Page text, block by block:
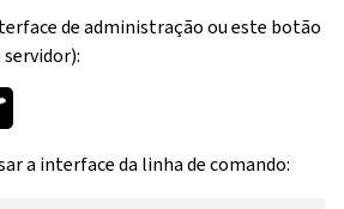
de administração ou este botão
a interface da linha de comando: